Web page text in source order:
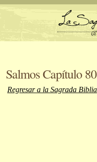
Salmos Capítulo
Regresar a la Sagrada Biblia